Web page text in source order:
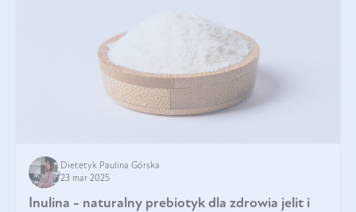
Dietetyk Paulina Górska
23 mar 2025
Inulina - naturalny prebiotyk dla zdrowia jelit i